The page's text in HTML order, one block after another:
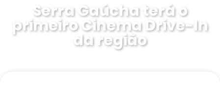
Serra Gaúcha terá o
primeiro Cinema Drive-In
da região